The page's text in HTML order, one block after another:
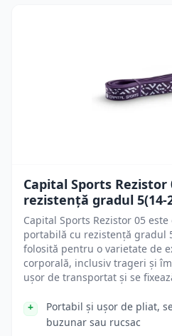
Capital Sports Rezistor
rezistență gradul 5(14-
Capital Sports Rezistor 05
portabilă cu rezistență gradul
folosită pentru o varietate de
corporală, inclusiv trageri și
ușor de transportat și se
Portabil și ușor de pliat,
buzunar sau rucsac